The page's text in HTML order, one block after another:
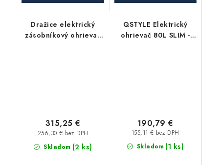
Dražice elektrický
zásobníkový ohrievač
Skladom (2 ks)
256,30 € bez DPH
315,25 €
QSTYLE Elektrický
ohrievač 80L SLIM -
Skladom (1 ks)
155,11 € bez DPH
190,79 €